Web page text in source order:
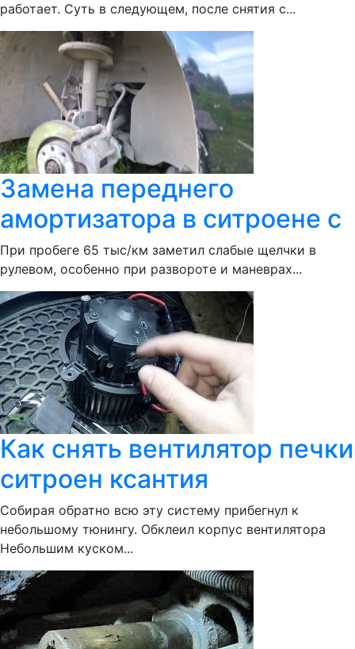
работает. Суть в следующем, после снятия с...
Замена переднего
амортизатора в ситроене с
При пробеге 65 тыс/км заметил слабые щелчки в
рулевом, особенно при развороте и маневрах...
Как снять вентилятор печки
ситроен ксантия
Собирая обратно всю эту систему прибегнул к
небольшому тюнингу. Обклеил корпус вентилятора
Небольшим куском...